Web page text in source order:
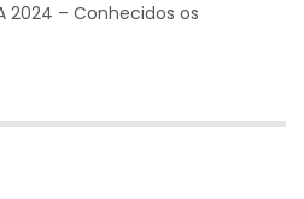
2024 – Conhecidos os